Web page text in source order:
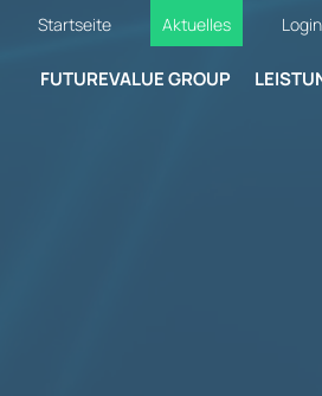
Startseite Aktuelles Login
FUTUREVALUE GROUP